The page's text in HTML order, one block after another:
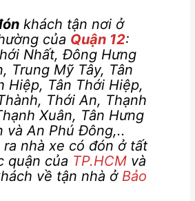
khách tận nơi ở
của Quận 12:
Nhất, Đông Hưng
Trung Mỹ Tây, Tân
Hiệp, Tân Thới Hiệp,
Thới An, Thạnh
Xuân, Tân Hưng
và An Phú Đông,..
ra nhà xe có đón ở tất
quận của TP.HCM và
về tận nhà ở Bảo